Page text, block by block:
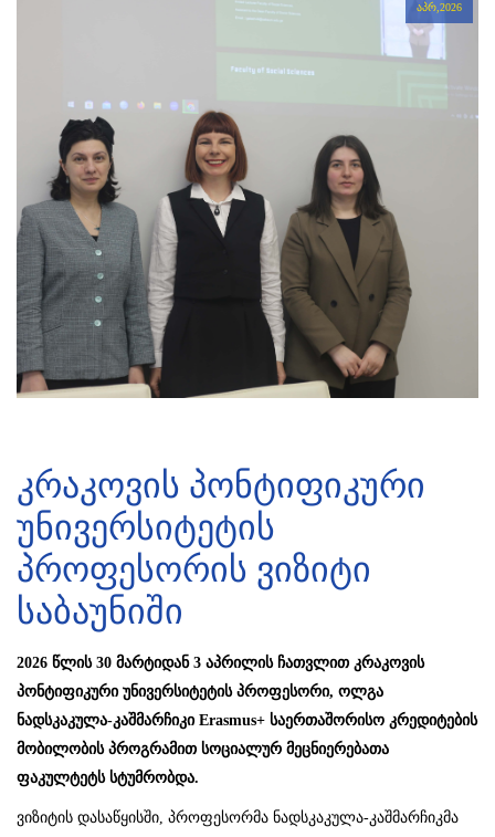
ᲐᲞᲠ,2026
კრაკოვის პონტიფიკური
უნივერსიტეტის
პროფესორის ვიზიტი
საბაუნიში
2026 წლის 30 მარტიდან 3 აპრილის ჩათვლით კრაკოვის
პონტიფიკური უნივერსიტეტის პროფესორი, ოლგა
ნადსკაკულა-კაშმარჩიკი Erasmus+ საერთაშორისო კრედიტების
მობილობის პროგრამით სოციალურ მეცნიერებათა
ფაკულტეტს სტუმრობდა.
ვიზიტის დასაწყისში, პროფესორმა ნადსკაკულა-კაშმარჩიკმა